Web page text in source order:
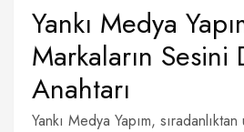
Yankı Medya
Markaların Sesini
Anahtarı
Yankı Medya Yapım,